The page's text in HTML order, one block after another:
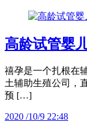
高龄试管婴
禧孕是一个扎根在
土辅助生殖公司，
预 […]
2020 /10/9 22:48